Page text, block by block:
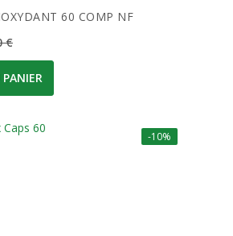
60 COMP NF
base
€
-10%